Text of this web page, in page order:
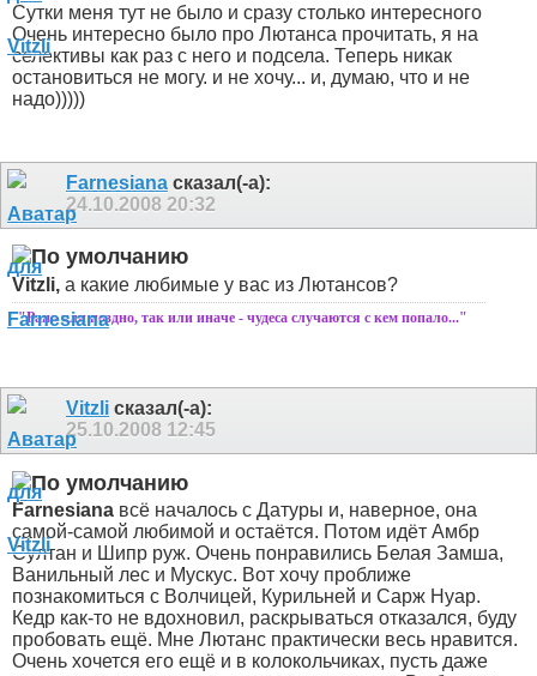
Сутки меня тут не было и сразу столько интересного
Очень интересно было про Лютанса прочитать, я на
селективы как раз с него и подсела. Теперь никак
остановиться не могу. и не хочу... и, думаю, что и не
надо)))))
Farnesiana сказал(-а):
24.10.2008 20:32
Vitzli, а какие любимые у вас из Лютансов?
"Рано или поздно, так или иначе - чудеса случаются с кем попало..."
Vitzli сказал(-а):
25.10.2008 12:45
Farnesiana всё началось с Датуры и, наверное, она
самой-самой любимой и остаётся. Потом идёт Амбр
Султан и Шипр руж. Очень понравились Белая Замша,
Ванильный лес и Мускус. Вот хочу проближе
познакомиться с Волчицей, Курильней и Сарж Нуар.
Кедр как-то не вдохновил, раскрываться отказался, буду
пробовать ещё. Мне Лютанс практически весь нравится.
Очень хочется его ещё и в колокольчиках, пусть даже